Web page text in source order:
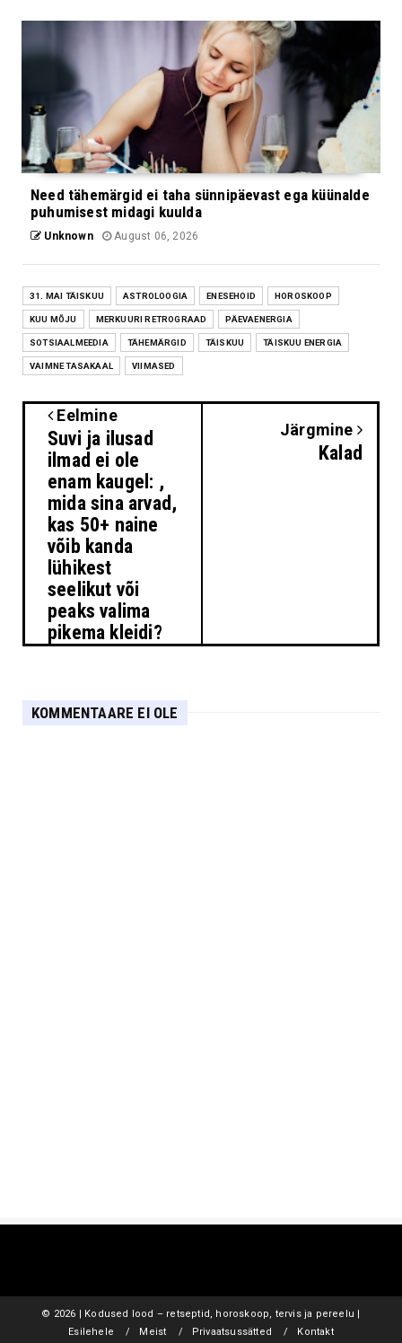
Need tähemärgid ei taha sünnipäevast ega küünalde
puhumisest midagi kuulda
Unknown August 06, 2026
31. MAI TÄISKUU ASTROLOOGIA ENESEHOID HOROSKOOP
KUU MÕJU MERKUURI RETROGRAAD PÄEVAENERGIA
SOTSIAALMEEDIA TÄHEMÄRGID TÄISKUU TÄISKUU ENERGIA
VAIMNE TASAKAAL VIIMASED
Eelmine
Suvi ja ilusad
ilmad ei ole
enam kaugel: ,
mida sina arvad,
kas 50+ naine
võib kanda
lühikest
seelikut või
peaks valima
pikema kleidi?
Järgmine
Kalad
KOMMENTAARE EI OLE
© 2026 | Kodused lood – retseptid, horoskoop, tervis ja pereelu |
Esilehele
Meist Privaatsussätted Kontakt